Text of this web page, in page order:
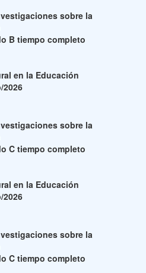
sobre la
B tiempo completo
en la Educación
2026
sobre la
C tiempo completo
en la Educación
2026
sobre la
C tiempo completo